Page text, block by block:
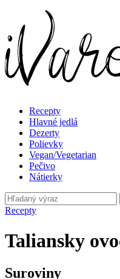
Recepty
Hlavné jedlá
Dezerty
Polievky
Vegan/Vegetarian
Pečivo
Nátierky
Recepty
Taliansky
Suroviny